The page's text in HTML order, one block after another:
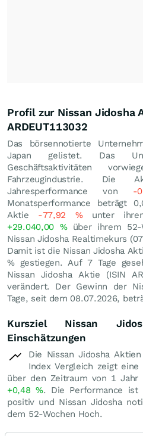
Profil zur Nissan Jidosha
ARDEUT113032
Das börsennotierte
Japan gelistet. Das
Geschäftsaktivitäten
Fahrzeugindustrie. Die
Jahresperformance von -
Monatsperformance beträgt
Aktie -77,92 %unter
+29.040,00 %über ihrem 52-
Nissan Jidosha Realtimekurs (
Damit ist die Nissan Jidosha
%gestiegen. Auf 7 Tage
Nissan Jidosha Aktie (ISIN
verändert. Der Gewinn der
Tage, seit dem 08.07.2026,
Kursziel Nissan
Einschätzungen
Die Nissan Jidosha
Index Vergleich zeigt
über den Zeitraum von 1 Jahr
+0,48 %. Die Performance
positiv und Nissan Jidosha
dem 52-Wochen Hoch.